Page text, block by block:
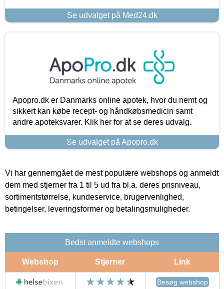
Se udvalget på Med24.dk
Apopro.dk er Danmarks online apotek, hvor du nemt og
sikkert kan købe recept- og håndkøbsmedicin samt
andre apoteksvarer. Klik her for at se deres udvalg.
Se udvalget på Apopro.dk
Vi har gennemgået de mest populære webshops og anmeldt
dem med stjerner fra 1 til 5 ud fra bl.a. deres prisniveau,
sortimentstørrelse, kundeservice, brugervenlighed,
betingelser, leveringsformer og betalingsmuligheder.
Bedst anmeldte webshops
Webshop Stjerner Link
Besøg webshop